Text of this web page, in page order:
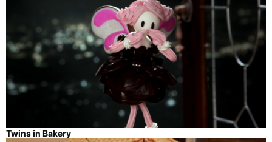
Twins in Bakery